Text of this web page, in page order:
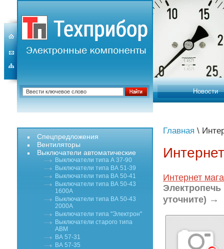
Новости
Главная \
Интернет
уточните) →
Спецпредложения
Вентиляторы
Выключатели автоматические
Выключатели типа А 37-90
Выключатели типа ВА 51-39
Выключатели типа ВА 50-41
Выключатели типа ВА 50-43
1600А
Выключатели типа ВА 50-43
2000А
Выключатели типа "Электрон"
Выключатели старого типа
АВМ
ВА 57-31
ВА 57-35